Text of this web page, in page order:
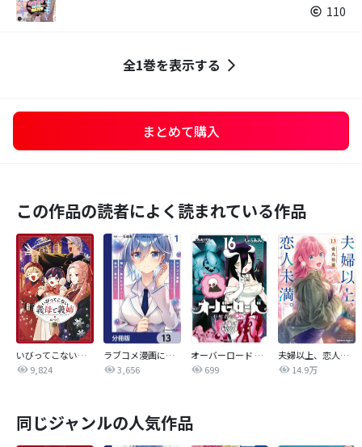
110
全1巻を表示する
まとめて購入
この作品の読者によく読まれている作品
いびってこない義母と義姉
9,824
ラブコメ漫画に入ってしまったので、推しの負けヒロインを全力で幸せにする【分冊版】
3,656
オーバーロード 不死者のOh!
699
夫婦以上、恋人未満。【分冊版】
14.9万
同じジャンルの人気作品